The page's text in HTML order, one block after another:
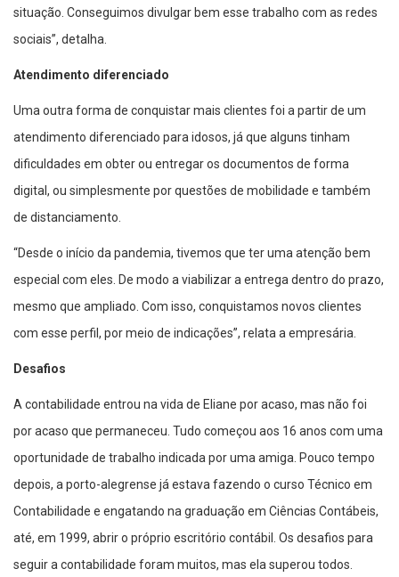
situação. Conseguimos divulgar bem esse trabalho com as redes
sociais”, detalha.
Atendimento diferenciado
Uma outra forma de conquistar mais clientes foi a partir de um
atendimento diferenciado para idosos, já que alguns tinham
dificuldades em obter ou entregar os documentos de forma
digital, ou simplesmente por questões de mobilidade e também
de distanciamento.
“Desde o início da pandemia, tivemos que ter uma atenção bem
especial com eles. De modo a viabilizar a entrega dentro do prazo,
mesmo que ampliado. Com isso, conquistamos novos clientes
com esse perfil, por meio de indicações”, relata a empresária.
Desafios
A contabilidade entrou na vida de Eliane por acaso, mas não foi
por acaso que permaneceu. Tudo começou aos 16 anos com uma
oportunidade de trabalho indicada por uma amiga. Pouco tempo
depois, a porto-alegrense já estava fazendo o curso Técnico em
Contabilidade e engatando na graduação em Ciências Contábeis,
até, em 1999, abrir o próprio escritório contábil. Os desafios para
seguir a contabilidade foram muitos, mas ela superou todos.